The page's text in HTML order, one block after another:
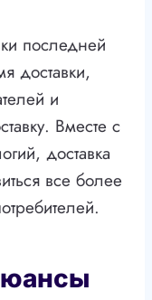
последней
доставки,
и
Вместе с
доставка
все более